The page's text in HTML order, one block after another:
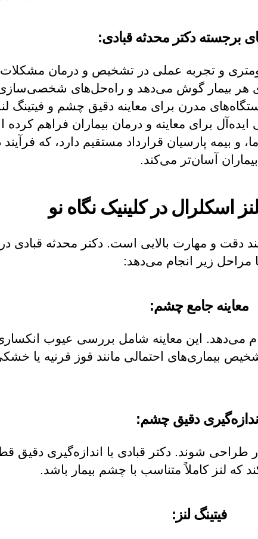
برجسته دکتر محدثه قبادی:
و تجربه عملی در تشخیص و درمان مشکلات
هر بیمار گوش می‌دهد و راه‌حل‌های
مدرن برای معاینه دقیق چشم و فیتینگ
ایده‌آل برای معاینه و درمان بیماران فراهم
و بیمه پارسیان قرارداد مستقیم دارد، که
بیماران آسان‌تر می‌کند.
اسکلرال در کلینیک نگاه نو
و مهارت بالایی است. دکتر محدثه قبادی در
مراحل زیر انجام می‌دهد:
معاینه جامع چشم:
می‌دهد. این معاینه شامل بررسی عیوب
بیماری‌های احتمالی مانند قوز قرنیه یا
اندازه‌گیری دقیق چشم:
شوند. دکتر قبادی با اندازه‌گیری دقیق
که لنز کاملاً متناسب با چشم بیمار باشد.
فیتینگ لنز: